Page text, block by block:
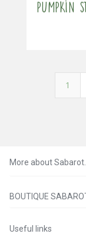
Pumpkin
1
More about
BOUTIQUE
Useful links